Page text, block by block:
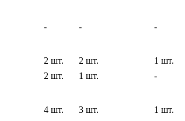
- - -
2 шт. 2 шт. 1 шт.
2 шт. 1 шт. -
4 шт. 3 шт. 1 шт.